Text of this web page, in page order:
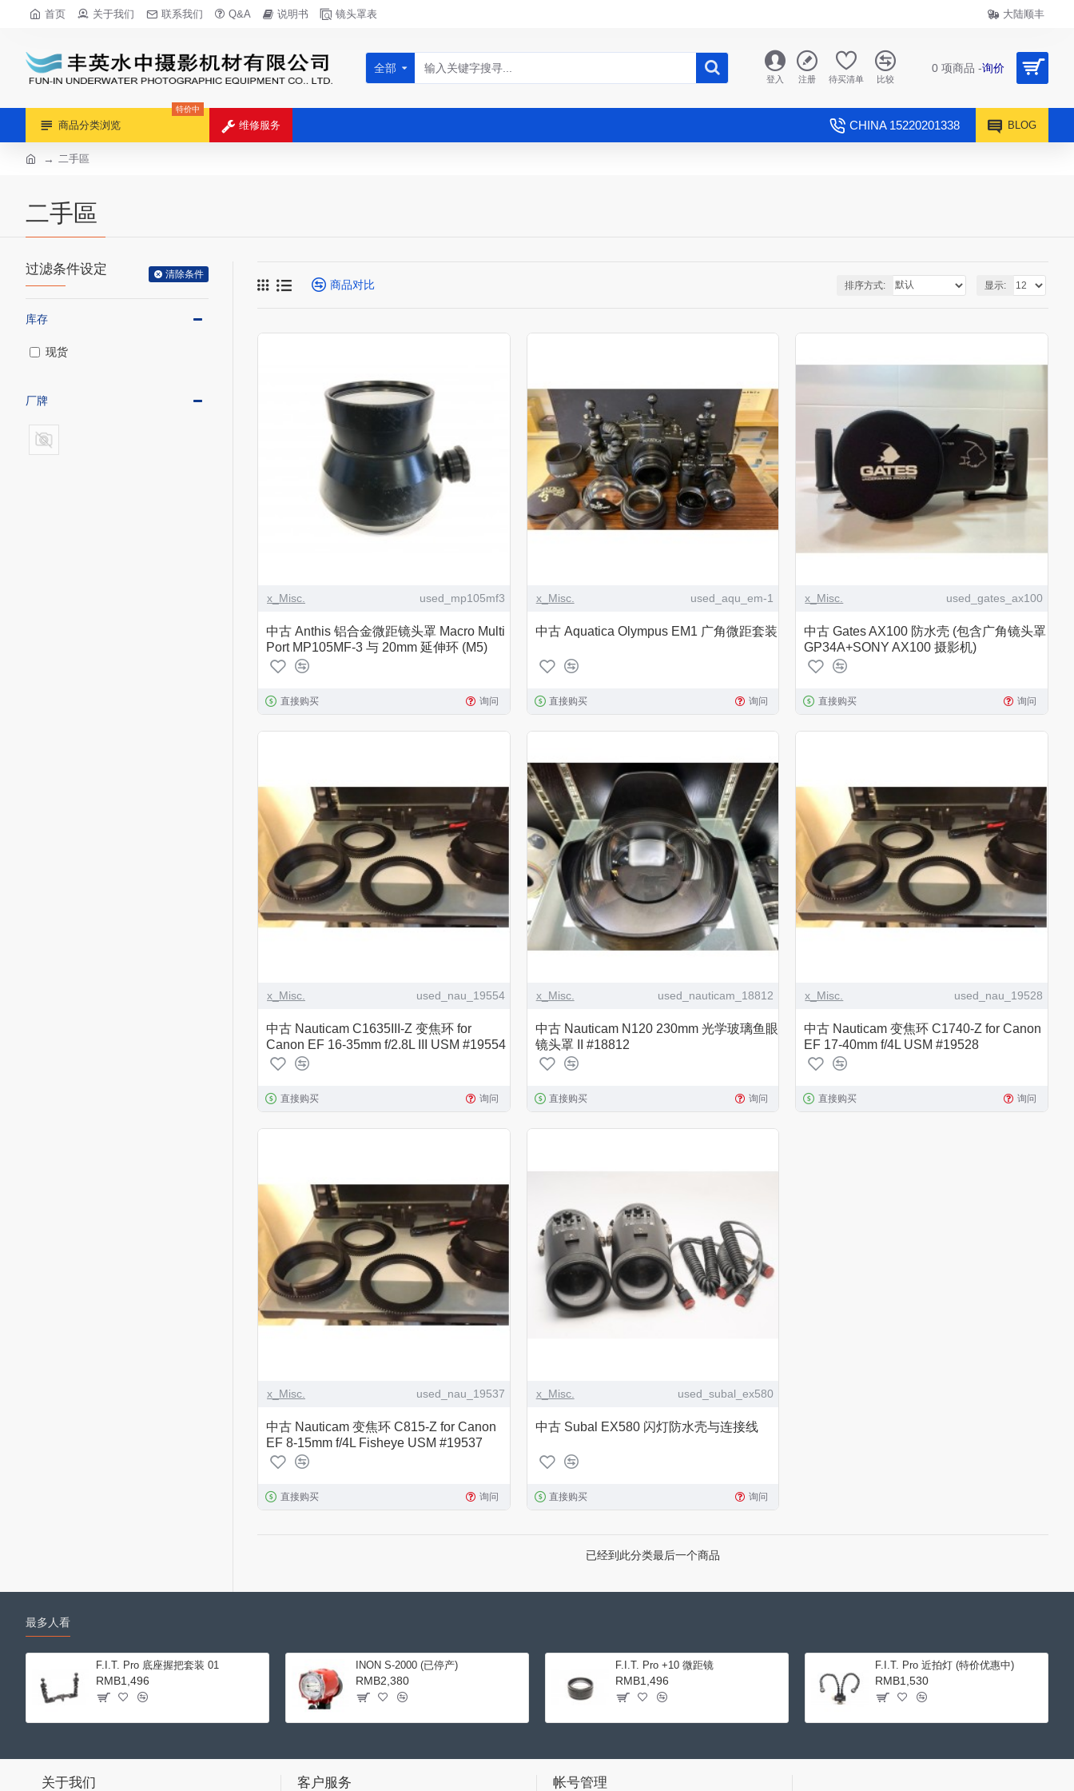
首页 关于我们 联系我们 Q&A 说明书 镜头罩表 大陆顺丰
全部
登入 注册 待买清单 比较
0 项商品 -询价
商品分类浏览
特价中
维修服务 CHINA 15220201338 BLOG
二手區
二手區
过滤条件设定 清除条件
厂牌
库存
现货
商品对比 排序方式: 显示:
x_Misc. used_mp105mf3
中古 Anthis 铝合金微距镜头罩 Macro Multi
Port MP105MF-3 与 20mm 延伸环 (M5)
直接购买 询问
x_Misc. used_aqu_em-1
中古 Aquatica Olympus EM1 广角微距套装
直接购买 询问
x_Misc. used_gates_ax100
中古 Gates AX100 防水壳 (包含广角镜头罩
GP34A+SONY AX100 摄影机)
直接购买 询问
x_Misc. used_nau_19554
中古 Nauticam C1635III-Z 变焦环 for
Canon EF 16-35mm f/2.8L III USM #19554
直接购买 询问
x_Misc. used_nauticam_18812
中古 Nauticam N120 230mm 光学玻璃鱼眼
镜头罩 II #18812
直接购买 询问
x_Misc. used_nau_19528
中古 Nauticam 变焦环 C1740-Z for Canon
EF 17-40mm f/4L USM #19528
直接购买 询问
x_Misc. used_nau_19537
中古 Nauticam 变焦环 C815-Z for Canon
EF 8-15mm f/4L Fisheye USM #19537
直接购买 询问
x_Misc. used_subal_ex580
中古 Subal EX580 闪灯防水壳与连接线
直接购买 询问
已经到此分类最后一个商品
最多人看
F.I.T. Pro 底座握把套装 01
RMB1,496
INON S-2000 (已停产)
RMB2,380
F.I.T. Pro +10 微距镜
RMB1,496
F.I.T. Pro 近拍灯 (特价优惠中)
RMB1,530
关于我们 客户服务 帐号管理